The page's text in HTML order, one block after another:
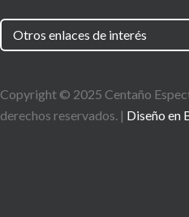
Copyright © 2025 Centaño
derechos reservados. | Diseño en